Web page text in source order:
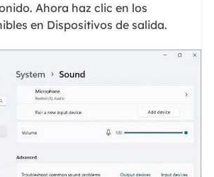
Ahora haz clic en los
en Dispositivos de salida.